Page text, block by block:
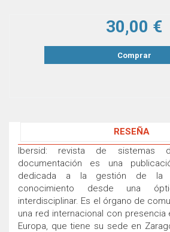
30,00 €
Comprar
RESEÑA
Ibersid: revista de sistemas
documentación es una
dedicada a la gestión de la
conocimiento desde una
interdisciplinar. Es el órgano de
una red internacional con presencia
Europa, que tiene su sede en